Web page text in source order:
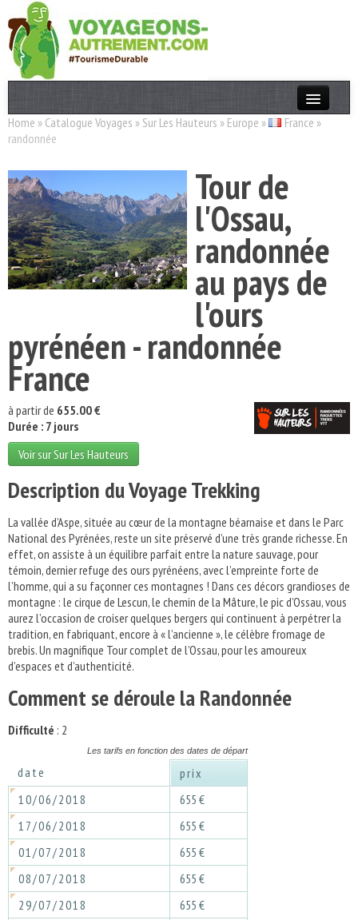
Actualités
Destinations
Acteurs
Thèmes
Home » Catalogue Voyages » Sur Les Hauteurs » Europe » France »
randonnée
Tour de
l'Ossau,
randonnée
au pays de
l'ours
pyrénéen - randonnée
France
à partir de 655.00 €
Durée : 7 jours
Voir sur Sur Les Hauteurs
Description du Voyage Trekking
La vallée d’Aspe, située au cœur de la montagne béarnaise et dans le Parc
National des Pyrénées, reste un site préservé d’une très grande richesse. En
effet, on assiste à un équilibre parfait entre la nature sauvage, pour
témoin, dernier refuge des ours pyrénéens, avec l’empreinte forte de
l’homme, qui a su façonner ces montagnes ! Dans ces décors grandioses de
montagne : le cirque de Lescun, le chemin de la Mâture, le pic d’Ossau, vous
aurez l’occasion de croiser quelques bergers qui continuent à perpétrer la
tradition, en fabriquant, encore à « l’ancienne », le célèbre fromage de
brebis. Un magnifique Tour complet de l’Ossau, pour les amoureux
d’espaces et d’authenticité.
Comment se déroule la Randonnée
Difficulté : 2
Les tarifs en fonction des dates de départ
date
prix
10/06/2018
655 €
17/06/2018
655 €
01/07/2018
655 €
08/07/2018
655 €
29/07/2018
655 €